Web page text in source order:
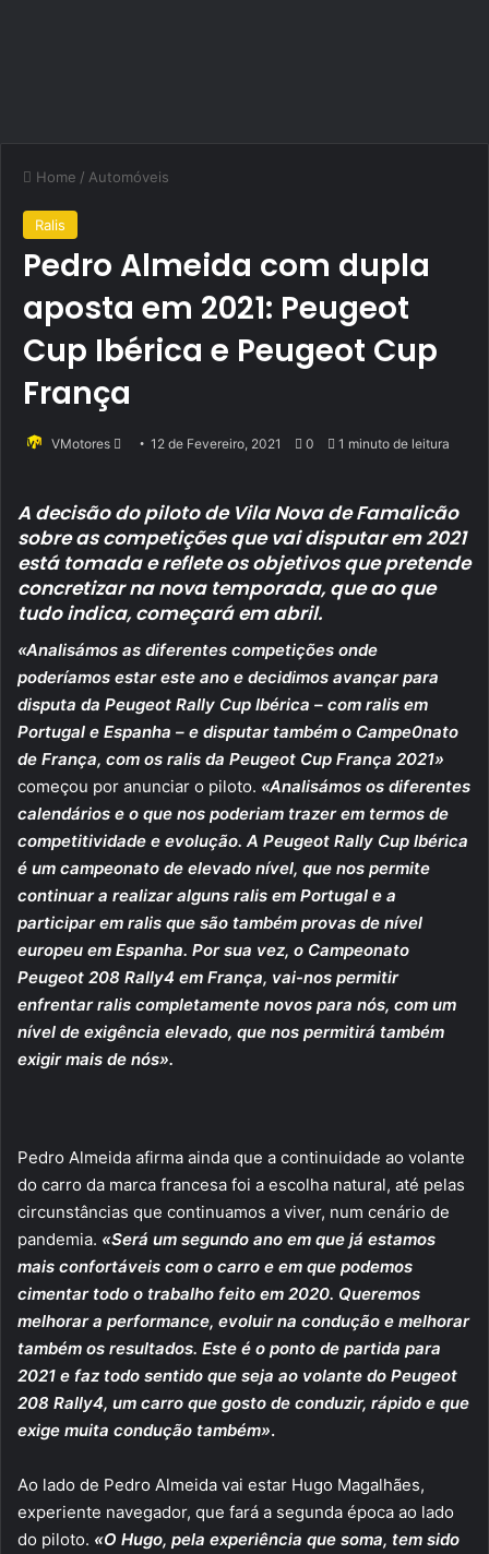
Home / Automóveis
Ralis
Pedro Almeida com dupla
aposta em 2021: Peugeot
Cup Ibérica e Peugeot Cup
França
VMotores
Send12 de Fevereiro, 2021 0 1 minuto de leitura
A decisão do piloto de Vila Nova de Famalicão
sobre as competições que vai disputar em 2021
está tomada e reflete os objetivos que pretende
concretizar na nova temporada, que ao que
tudo indica, começará em abril.
«Analisámos as diferentes competições onde
poderíamos estar este ano e decidimos avançar para
disputa da Peugeot Rally Cup Ibérica – com ralis em
Portugal e Espanha – e disputar também o Campe0nato
de França, com os ralis da Peugeot Cup França 2021»
começou por anunciar o piloto. «Analisámos os diferentes
calendários e o que nos poderiam trazer em termos de
competitividade e evolução. A Peugeot Rally Cup Ibérica
é um campeonato de elevado nível, que nos permite
continuar a realizar alguns ralis em Portugal e a
participar em ralis que são também provas de nível
europeu em Espanha. Por sua vez, o Campeonato
Peugeot 208 Rally4 em França, vai-nos permitir
enfrentar ralis completamente novos para nós, com um
nível de exigência elevado, que nos permitirá também
exigir mais de nós».
Pedro Almeida afirma ainda que a continuidade ao volante
do carro da marca francesa foi a escolha natural, até pelas
circunstâncias que continuamos a viver, num cenário de
pandemia. «Será um segundo ano em que já estamos
mais confortáveis com o carro e em que podemos
cimentar todo o trabalho feito em 2020. Queremos
melhorar a performance, evoluir na condução e melhorar
também os resultados. Este é o ponto de partida para
2021 e faz todo sentido que seja ao volante do Peugeot
208 Rally4, um carro que gosto de conduzir, rápido e que
exige muita condução também».
Ao lado de Pedro Almeida vai estar Hugo Magalhães,
experiente navegador, que fará a segunda época ao lado
do piloto. «O Hugo, pela experiência que soma, tem sido